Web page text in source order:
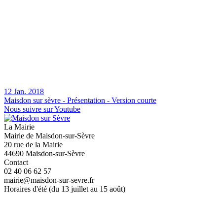
12 Jan. 2018
Maisdon sur sèvre - Présentation - Version courte
Nous suivre sur Youtube
La Mairie
Mairie de Maisdon-sur-Sèvre
20 rue de la Mairie
44690 Maisdon-sur-Sèvre
Contact
02 40 06 62 57
mairie@maisdon-sur-sevre.fr
Horaires d'été (du 13 juillet au 15 août)